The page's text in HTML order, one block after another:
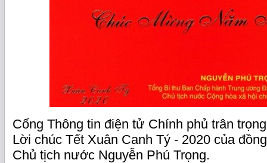
Cổng Thông tin điện tử Chính phủ trân
Lời chúc Tết Xuân Canh Tý - 2020 của
Chủ tịch nước Nguyễn Phú Trọng.